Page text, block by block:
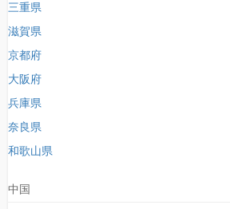
三重県
滋賀県
京都府
大阪府
兵庫県
奈良県
和歌山県
中国